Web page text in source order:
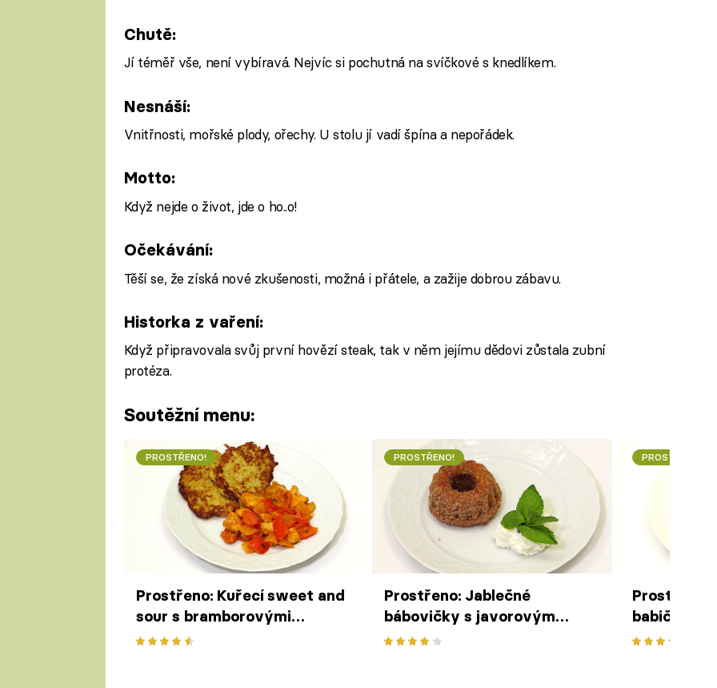
Chutě:
Jí téměř vše, není vybíravá. Nejvíc si pochutná na svíčkové s knedlíkem.
Nesnáší:
Vnitřnosti, mořské plody, ořechy. U stolu jí vadí špína a nepořádek.
Motto:
Když nejde o život, jde o ho..o!
Očekávání:
Těší se, že získá nové zkušenosti, možná i přátele, a zažije dobrou zábavu.
Historka z vaření:
Když připravovala svůj první hovězí steak, tak v něm jejímu dědovi zůstala zubní
protéza.
Soutěžní menu:
PROSTŘENO!
Prostřeno: Kuřecí sweet and
sour s bramborovými
placičkami
PROSTŘENO!
Prostřeno: Jablečné
bábovičky s javorovým
sirupem
PROSTŘENO!
Prostřeno: